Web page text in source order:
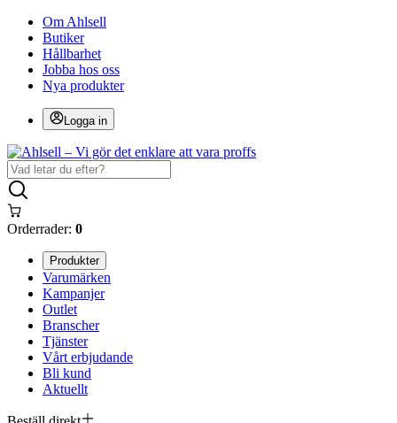
Om Ahlsell
Butiker
Hållbarhet
Jobba hos oss
Nya produkter
Logga in
Orderrader: 0
Produkter
Varumärken
Kampanjer
Outlet
Branscher
Tjänster
Vårt erbjudande
Bli kund
Aktuellt